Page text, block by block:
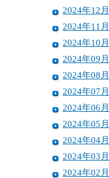
2024年12月
2024年11月
2024年10月
2024年09月
2024年08月
2024年07月
2024年06月
2024年05月
2024年04月
2024年03月
2024年02月